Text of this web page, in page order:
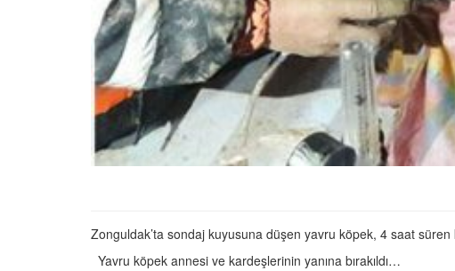
Zonguldak’ta sondaj kuyusuna düşen yavru köpek, 4 saat
Yavru köpek annesi ve kardeşlerinin yanına bırakıldı…
22.05.2020
Ankara’daki Hayvan
22.05.2020
Köpeğim Su İçmiyor,